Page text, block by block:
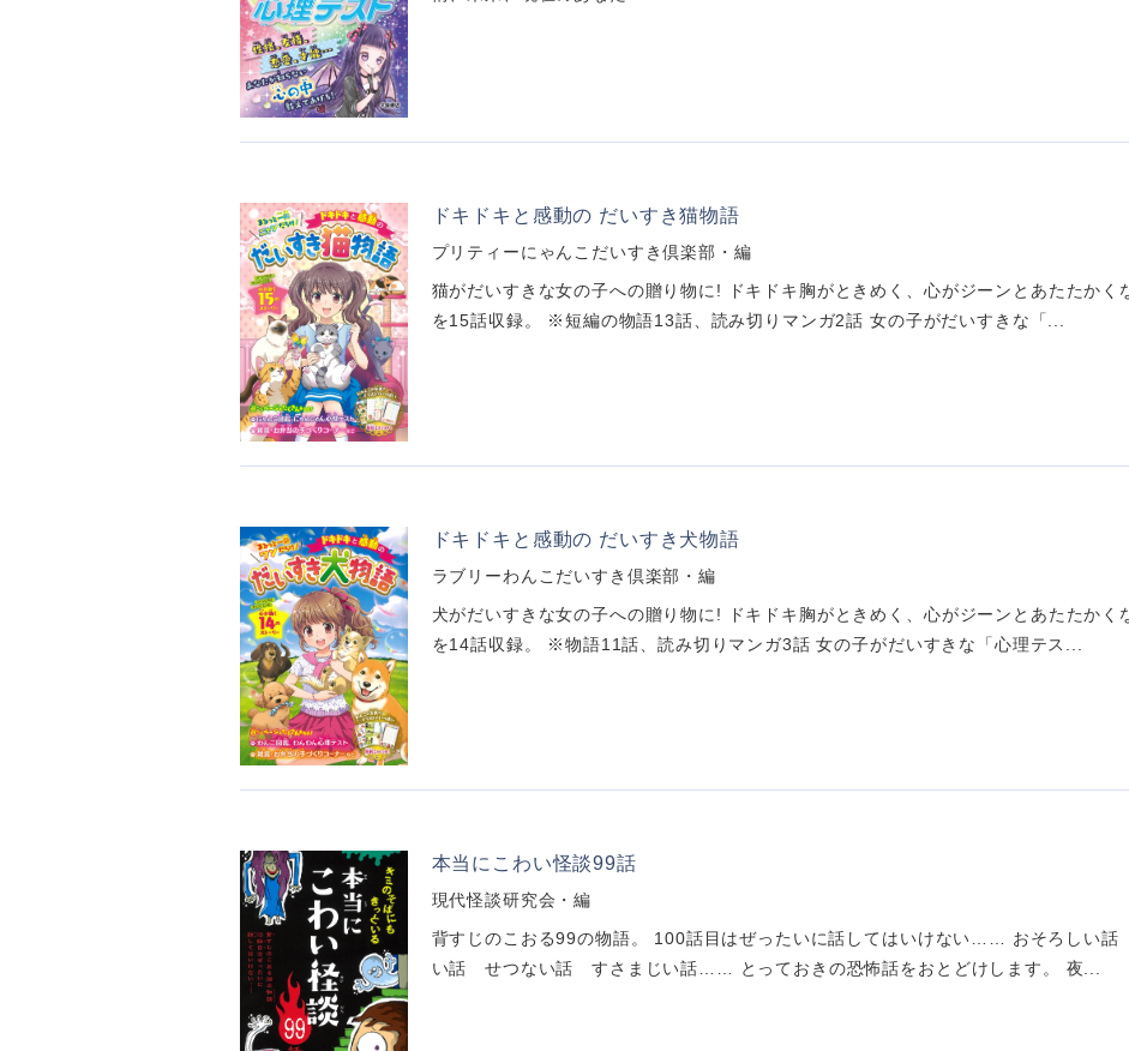
ドキドキと感動の だいすき猫物語
プリティーにゃんこだいすき倶楽部・編
猫がだいすきな女の子への贈り物に! ドキドキ胸がときめく、心がジーンとあたたかく
を15話収録。 ※短編の物語13話、読み切りマンガ2話 女の子がだいすきな「...
ドキドキと感動の だいすき犬物語
ラブリーわんこだいすき倶楽部・編
犬がだいすきな女の子への贈り物に! ドキドキ胸がときめく、心がジーンとあたたかく
を14話収録。 ※物語11話、読み切りマンガ3話 女の子がだいすきな「心理テス...
本当にこわい怪談99話
現代怪談研究会・編
背すじのこおる99の物語。 100話目はぜったいに話してはいけない…… おそろしい
い話 せつない話 すさまじい話…… とっておきの恐怖話をおとどけします。 夜...